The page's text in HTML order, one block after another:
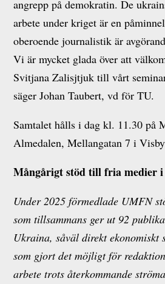
angrepp på demokratin. De
arbete under kriget är en
oberoende journalistik är
Vi är mycket glada över att
Svitjana Zalisjtjuk till vårt
säger Johan Taubert, vd för TU.
Samtalet hålls i dag kl. 11.30 på
Almedalen, Mellangatan 7 i
Mångårigt stöd till fria medier
Under 2025 förmedlade UMFN
som tillsammans ger ut 92
Ukraina, såväl direkt ekonomiskt
som gjort det möjligt för
arbete trots återkommande